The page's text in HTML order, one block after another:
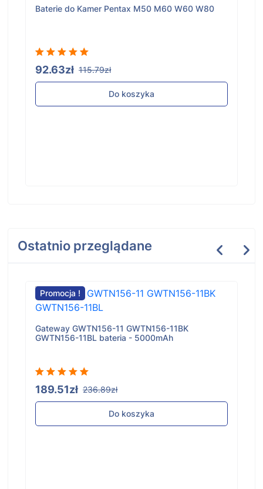
Baterie do Kamer Pentax M50 M60 W60 W80
92.63zł 115.79zł
Do koszyka
Ostatnio przeglądane
Promocja !
Gateway GWTN156-11 GWTN156-11BK
GWTN156-11BL bateria - 5000mAh
189.51zł 236.89zł
Do koszyka